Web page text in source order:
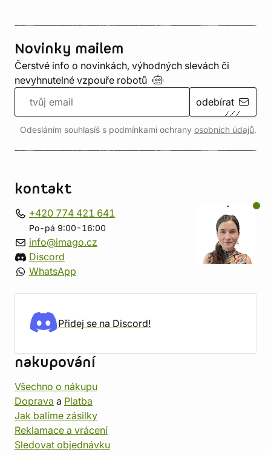
Novinky mailem
Čerstvé info o novinkách, výhodných slevách či
nevyhnutelné vzpouře robotů
odebírat
Odesláním souhlasíš s podmínkami ochrany osobních údajů.
kontakt
+420 774 421 641
Po-pá 9:00-16:00
info@imago.cz
Discord
WhatsApp
Přidej se na Discord!
nakupování
Všechno o nákupu
Doprava a Platba
Jak balíme zásilky
Reklamace a vrácení
Sledovat objednávku